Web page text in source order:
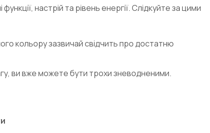
настрій та рівень енергії. Слідкуйте за цими
кольору зазвичай свідчить про достатню
ви вже можете бути трохи зневодненими.